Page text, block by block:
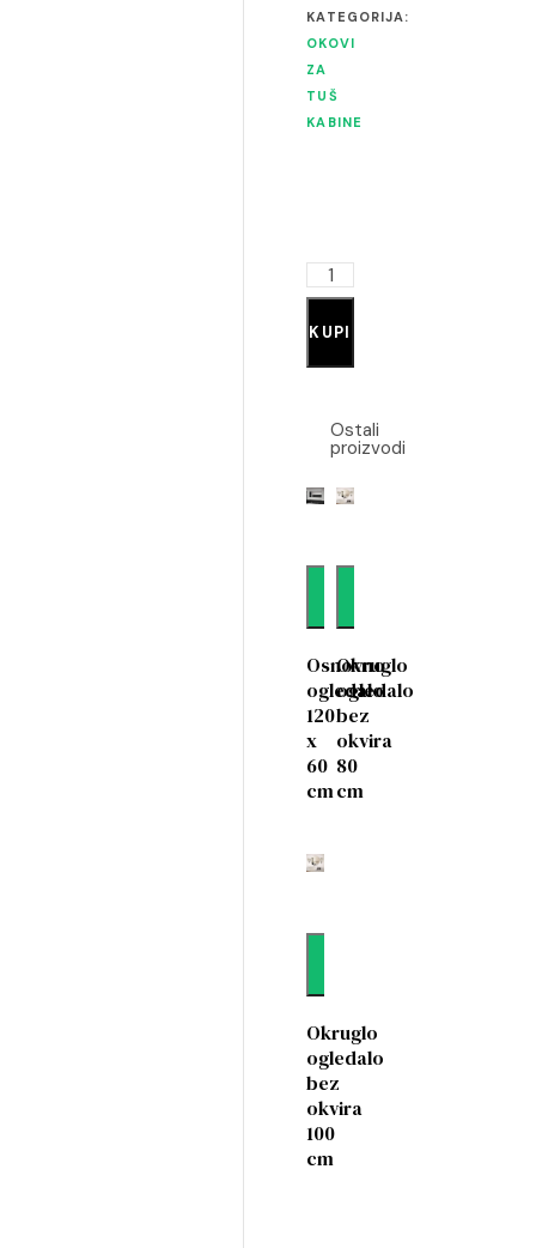
KATEGORIJA:
OKOVI
ZA
TUŠ
KABINE
KUPI
Ostali
proizvodi
Osnovno
ogledalo
120
x
60
cm
Okruglo
ogledalo
bez
okvira
80
cm
Okruglo
ogledalo
bez
okvira
100
cm